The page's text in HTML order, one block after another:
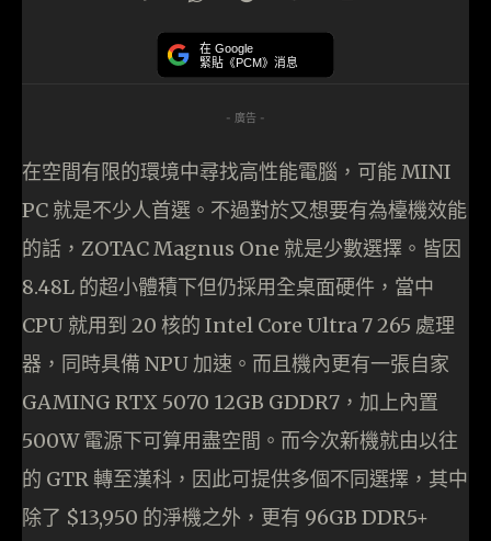
在 Google
緊貼《PCM》消息
- 廣告 -
在空間有限的環境中尋找高性能電腦，可能 MINI
PC 就是不少人首選。不過對於又想要有為檯機效能
的話，ZOTAC Magnus One 就是少數選擇。皆因
8.48L 的超小體積下但仍採用全桌面硬件，當中
CPU 就用到 20 核的 Intel Core Ultra 7 265 處理
器，同時具備 NPU 加速。而且機內更有一張自家
GAMING RTX 5070 12GB GDDR7，加上內置
500W 電源下可算用盡空間。而今次新機就由以往
的 GTR 轉至漢科，因此可提供多個不同選擇，其中
除了 $13,950 的淨機之外，更有 96GB DDR5+